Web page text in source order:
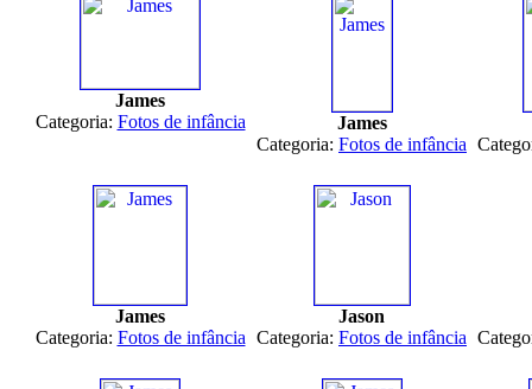
James
Categoria: Fotos de infância
James
Categoria: Fotos de infância
James
Categoria: Fotos de infância
Jason
Categoria: Fotos de infância